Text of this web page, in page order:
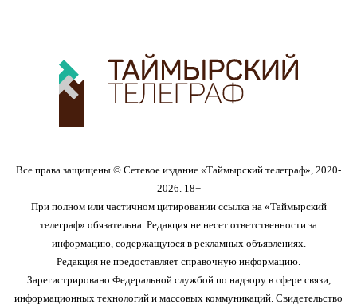
Все права защищены © Сетевое издание «Таймырский телеграф», 2020-
2026. 18+
При полном или частичном цитировании ссылка на «Таймырский
телеграф» обязательна. Редакция не несет ответственности за
информацию, содержащуюся в рекламных объявлениях.
Редакция не предоставляет справочную информацию.
Зарегистрировано Федеральной службой по надзору в сфере связи,
информационных технологий и массовых коммуникаций. Свидетельство